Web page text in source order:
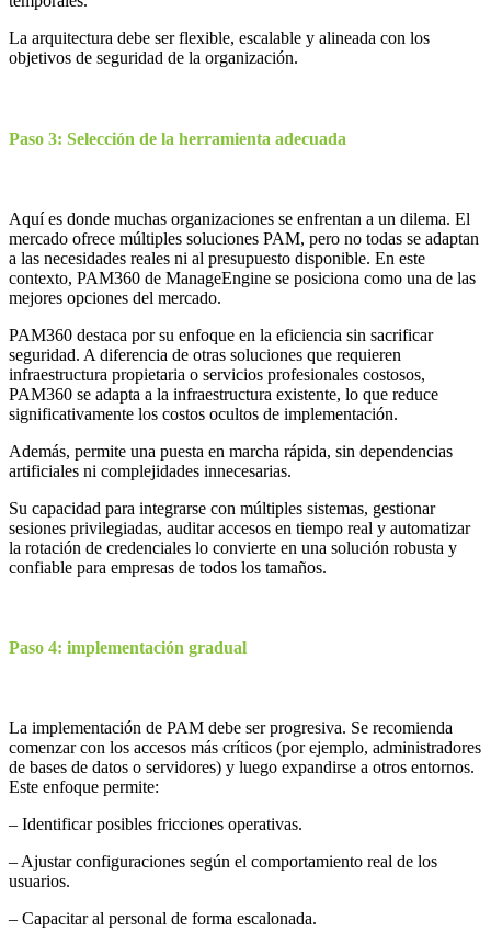
La arquitectura debe ser flexible, escalable y alineada con los
objetivos de seguridad de la organización.
Paso 3: Selección de la herramienta adecuada
Aquí es donde muchas organizaciones se enfrentan a un dilema. El
mercado ofrece múltiples soluciones PAM, pero no todas se adaptan
a las necesidades reales ni al presupuesto disponible. En este
contexto, PAM360 de ManageEngine se posiciona como una de las
mejores opciones del mercado.
PAM360 destaca por su enfoque en la eficiencia sin sacrificar
seguridad. A diferencia de otras soluciones que requieren
infraestructura propietaria o servicios profesionales costosos,
PAM360 se adapta a la infraestructura existente, lo que reduce
significativamente los costos ocultos de implementación.
Además, permite una puesta en marcha rápida, sin dependencias
artificiales ni complejidades innecesarias.
Su capacidad para integrarse con múltiples sistemas, gestionar
sesiones privilegiadas, auditar accesos en tiempo real y automatizar
la rotación de credenciales lo convierte en una solución robusta y
confiable para empresas de todos los tamaños.
Paso 4: implementación gradual
La implementación de PAM debe ser progresiva. Se recomienda
comenzar con los accesos más críticos (por ejemplo, administradores
de bases de datos o servidores) y luego expandirse a otros entornos.
Este enfoque permite:
– Identificar posibles fricciones operativas.
– Ajustar configuraciones según el comportamiento real de los
usuarios.
– Capacitar al personal de forma escalonada.